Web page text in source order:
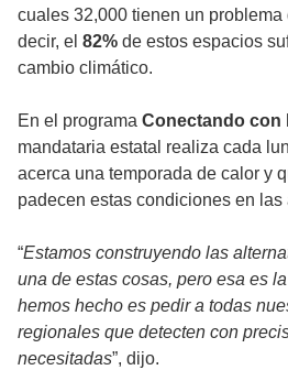
cuales 32,000 tienen un
decir, el 82% de estos espacios
cambio climático.
En el programa Conectando con
mandataria estatal realiza cada
acerca una temporada de calor y
padecen estas condiciones en las
“Estamos construyendo las
una de estas cosas, pero esa es
hemos hecho es pedir a todas
regionales que detecten con
necesitadas”, dijo.